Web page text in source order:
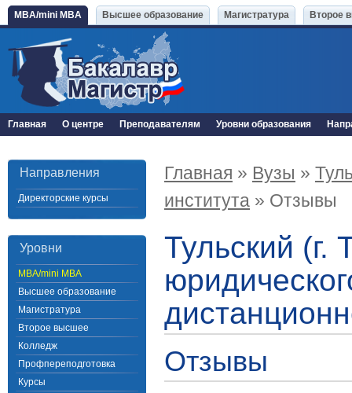
MBA/mini MBA Высшее образование Магистратура Второе
Главная О центре Преподавателям Уровни образования
Направления
Директорские курсы
Уровни
MBA/mini MBA
Высшее образование
Магистратура
Второе высшее
Колледж
Профпереподготовка
Курсы
Главная » Вузы »
института » Отзывы
Тульский
Отзывы